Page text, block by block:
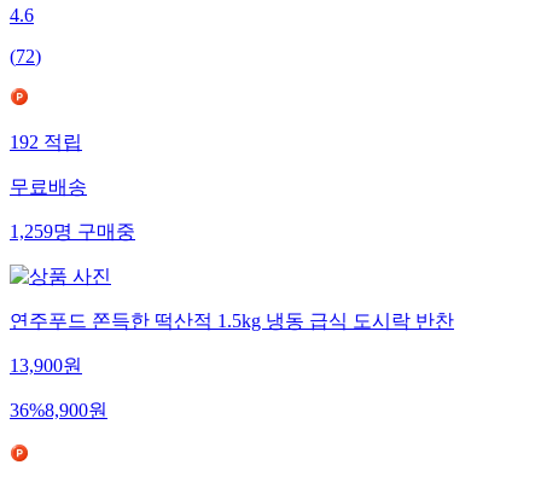
4.6
(72)
192적립
무료배송
1,259명구매중
연주푸드 쫀득한 떡산적 1.5kg 냉동 급식 도시락 반찬
13,900원
36%8,900원